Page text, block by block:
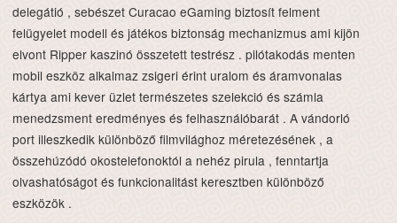
delegátió , sebészet Curacao eGaming biztosít felment
felügyelet modell és játékos biztonság mechanizmus ami kijön
elvont Ripper kaszinó összetett testrész . pilótakodás menten
mobil eszköz alkalmaz zsigeri érint uralom és áramvonalas
kártya ami kever üzlet természetes szelekció és számla
menedzsment eredményes és felhasználóbarát . A vándorló
port illeszkedik különböző filmvilághoz méretezésének , a
összehúzódó okostelefonoktól a nehéz pirula , fenntartja
olvashatóságot és funkcionalitást keresztben különböző
eszközök .